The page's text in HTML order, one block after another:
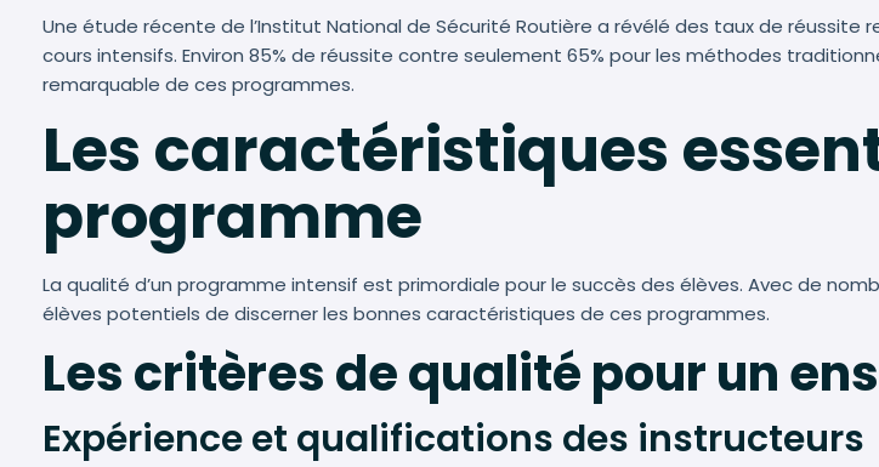
Une étude récente de l’Institut National de Sécurité Routière a révélé des taux de
cours intensifs. Environ 85% de réussite contre seulement 65% pour les méthodes
remarquable de ces programmes.
Les caractéristiques
programme
La qualité d’un programme intensif est primordiale pour le succès des élèves. Avec de
élèves potentiels de discerner les bonnes caractéristiques de ces programmes.
Les critères de qualité pour un
Expérience et qualifications des instructeurs